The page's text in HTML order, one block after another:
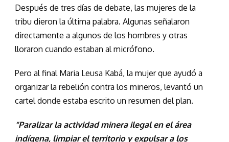
Después de tres días de debate, las mujeres de la
tribu dieron la última palabra. Algunas señalaron
directamente a algunos de los hombres y otras
lloraron cuando estaban al micrófono.
Pero al final Maria Leusa Kabá, la mujer que ayudó a
organizar la rebelión contra los mineros, levantó un
cartel donde estaba escrito un resumen del plan.
“Paralizar la actividad minera ilegal en el área
indígena, limpiar el territorio y expulsar a los